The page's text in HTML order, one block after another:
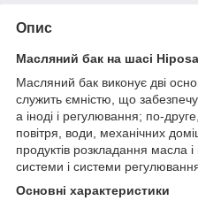
Опис
Масляний бак на шасі
Масляний бак виконує дві
служить ємністю, що
а іноді і регулювання; по-
повітря, води, механічних
продуктів розкладання масла
системи і системи
Основні характеристики